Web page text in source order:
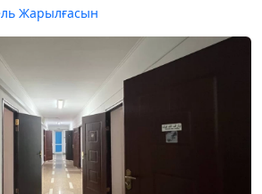
Жарылғасын